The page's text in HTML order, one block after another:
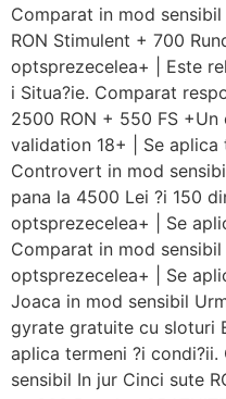
Comparat in mod
RON Stimulent + 700
optsprezecelea+ | Este
i Situa?ie. Comparat
2500 RON + 550 FS
validation 18+ | Se aplica
Controvert in mod
pana la 4500 Lei ?i 150
optsprezecelea+ | Se
Comparat in mod
optsprezecelea+ | Se
Joaca in mod sensibil
gyrate gratuite cu sloturi
aplica termeni ?i
sensibil In jur Cinci sute